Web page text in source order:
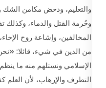
والتعليم، ودحض مكامن الشك
وحُرمة القتل والدماء، وكذلك
المخالفين، وإشاعة روح
من الدين في شيء، قائلا:
الإسلامي ونستلهم منه ما
التطرف والإرهاب، لأن العلم